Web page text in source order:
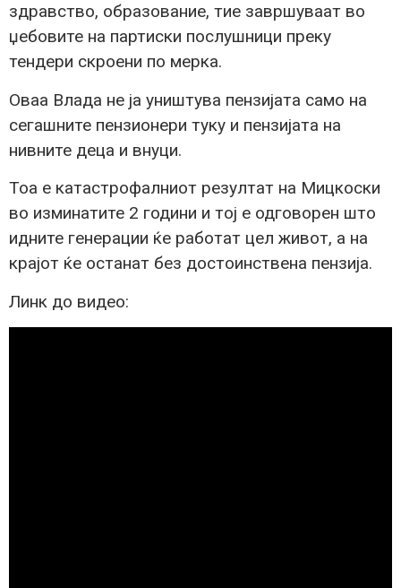
здравство, образование, тие завршуваат во
џебовите на партиски послушници преку
тендери скроени по мерка.
Оваа Влада не ја уништува пензијата само на
сегашните пензионери туку и пензијата на
нивните деца и внуци.
Тоа е катастрофалниот резултат на Мицкоски
во изминатите 2 години и тој е одговорен што
идните генерации ќе работат цел живот, а на
крајот ќе останат без достоинствена пензија.
Линк до видео: